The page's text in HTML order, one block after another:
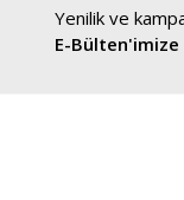
Yenilik ve
E-Bülten'imize